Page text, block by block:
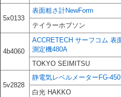
5x0133
表面粗さ計NewForm
テイラーホブソン
4b4060
ACCRETECH サーフコム 表
測定機480A
TOKYO SEIMITSU
5v2828
静電気レベルメーターFG-450
白光 HAKKO